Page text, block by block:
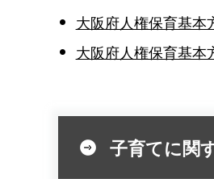
大阪府人権保育基本
大阪府人権保育基本
子育てに関